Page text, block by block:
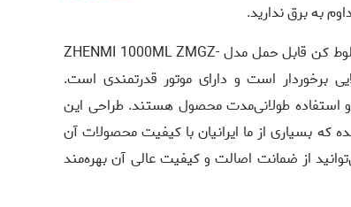
به برق ندارید.
کن قابل حمل مدلZHENMI 1000ML ZMGZ-
برخوردار است و دارای موتور قدرتمندی است.
استفاده طولانی‌مدت محصول هستند. طراحی این
بسیاری از ما ایرانیان با کیفیت محصولات آن
از ضمانت اصالت و کیفیت عالی آن بهره‌مند